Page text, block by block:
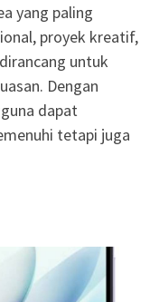
yang paling
proyek kreatif,
untuk
Dengan
dapat
tetapi juga